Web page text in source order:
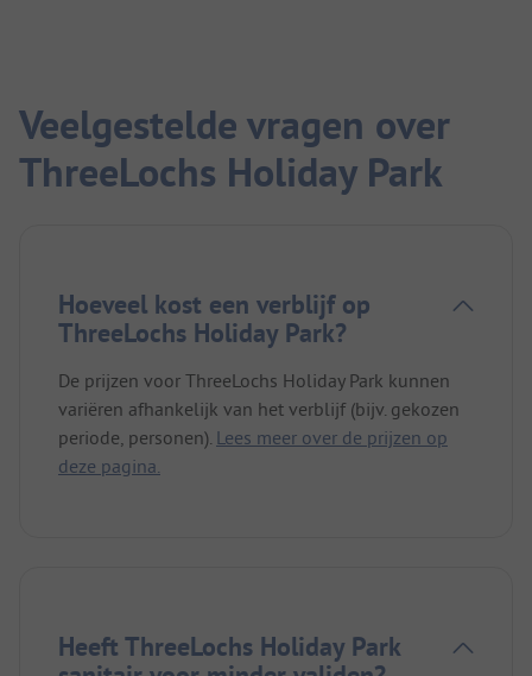
Veelgestelde vragen over
ThreeLochs Holiday Park
Hoeveel kost een verblijf op
ThreeLochs Holiday Park?
De prijzen voor ThreeLochs Holiday Park kunnen
variëren afhankelijk van het verblijf (bijv. gekozen
periode, personen). Lees meer over de prijzen op
deze pagina.
Heeft ThreeLochs Holiday Park